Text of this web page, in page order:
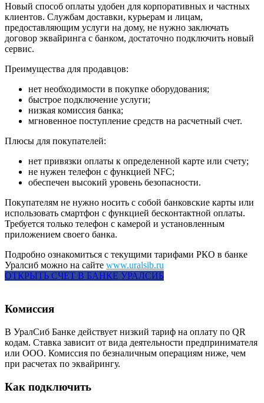
Новый способ оплаты удобен для корпоративных и частных
клиентов. Службам доставки, курьерам и лицам,
предоставляющим услуги на дому, не нужно заключать
договор эквайринга с банком, достаточно подключить новый
сервис.
Преимущества для продавцов:
нет необходимости в покупке оборудования;
быстрое подключение услуги;
низкая комиссия банка;
мгновенное поступление средств на расчетный счет.
Плюсы для покупателей:
нет привязки оплаты к определенной карте или счету;
не нужен телефон с функцией NFC;
обеспечен высокий уровень безопасности.
Покупателям не нужно носить с собой банковские карты или
использовать смартфон с функцией бесконтактной оплаты.
Требуется только телефон с камерой и установленным
приложением своего банка.
Подробно ознакомиться с текущими тарифами РКО в банке
Уралсиб можно на сайте www.uralsib.ru
ОТКРЫТЬ СЧЕТ В БАНКЕ УРАЛСИБ
Комиссия
В УралСиб Банке действует низкий тариф на оплату по QR
кодам. Ставка зависит от вида деятельности предпринимателя
или ООО. Комиссия по безналичным операциям ниже, чем
при расчетах по эквайрингу.
Как подключить